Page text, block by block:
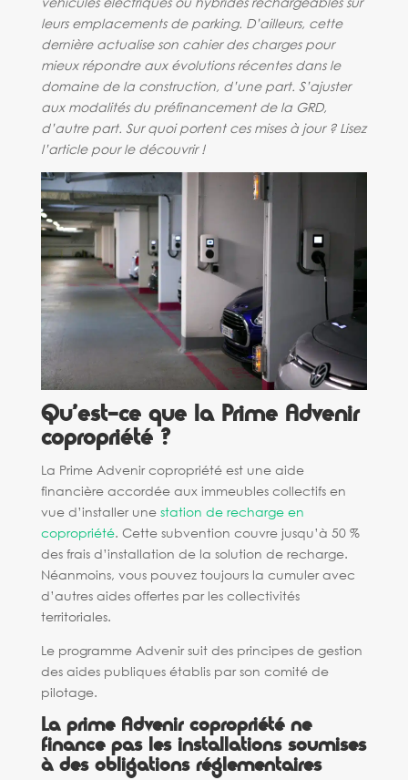
leurs emplacements de parking. D’ailleurs, cette
dernière actualise son cahier des charges pour
mieux répondre aux évolutions récentes dans le
domaine de la construction, d’une part. S’ajuster
aux modalités du préfinancement de la GRD,
d’autre part. Sur quoi portent ces mises à jour ? Lisez
l’article pour le découvrir !
Qu’est-ce que la Prime Advenir
copropriété ?
La Prime Advenir copropriété est une aide
financière accordée aux immeubles collectifs en
vue d’installer une station de recharge en
copropriété. Cette subvention couvre jusqu’à 50 %
des frais d’installation de la solution de recharge.
Néanmoins, vous pouvez toujours la cumuler avec
d’autres aides offertes par les collectivités
territoriales.
Le programme Advenir suit des principes de gestion
des aides publiques établis par son comité de
pilotage.
La prime Advenir copropriété ne
finance pas les installations soumises
à des obligations réglementaires